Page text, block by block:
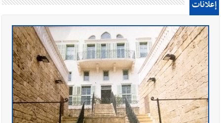
إعلانات